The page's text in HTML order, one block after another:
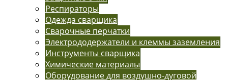
Респираторы
Одежда сварщика
Сварочные перчатки
Электрододержатели и клеммы заземления
Инструменты сварщика
Химические материалы
Оборудование для воздушно-дуговой